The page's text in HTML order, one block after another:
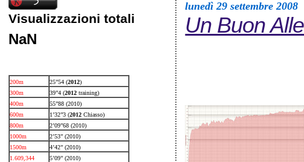
Visualizzazioni totali
NaN
200m 25”54 (2012)
300m
39”4 (2012 training)
400m
55”88 (2010)
600m
1’32”3 (2012 Chiasso)
800m
2’09”68 (2010)
1000m
2’53” (2010)
1500m
4’42” (2010)
1.609,344
5’09” (2010)
lunedì 29 settembre 2008
Un Buon